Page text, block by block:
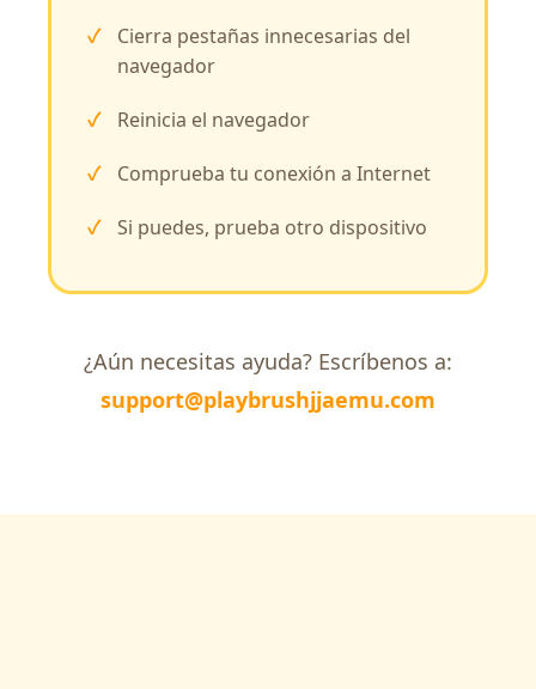
Cierra pestañas innecesarias del
navegador
Reinicia el navegador
Comprueba tu conexión a Internet
Si puedes, prueba otro dispositivo
¿Aún necesitas ayuda? Escríbenos a:
support@playbrushjjaemu.com